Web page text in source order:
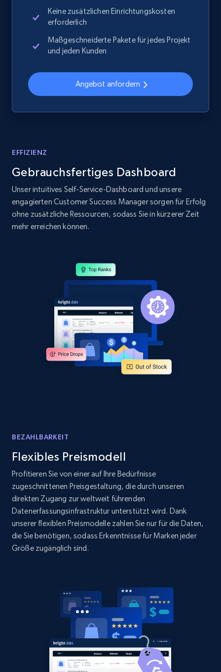
Keine zusätzlichen Einrichtungskosten
erforderlich
Maßgeschneiderte Pakete für jedes Projekt
und jeden Kunden
Angebot anfordern
EFFIZIENZ
Gebrauchsfertiges Dashboard
Unser intuitives Self-Service-Dashboard und unsere
engagierten Customer Success Manager sorgen für Erfolg
ohne zusätzliche Ressourcen, sodass Sie in kürzerer Zeit
mehr erreichen können.
BEZAHLBARKEIT
Flexibles Preismodell
Profitieren Sie von einer auf Ihre Bedürfnisse
zugeschnittenen Preisgestaltung, die durch unseren
direkten Zugang zur weltweit führenden
Datenerfassungsinfrastruktur unterstützt wird. Dank
unserer flexiblen Preismodelle zahlen Sie nur für die Daten,
die Sie benötigen, sodass Erkenntnisse für Marken jeder
Größe zugänglich sind.